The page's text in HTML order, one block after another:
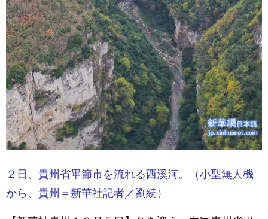
２日、貴州省畢節市を流れる西溪河。（小型無人機
から、貴州＝新華社記者／劉続）